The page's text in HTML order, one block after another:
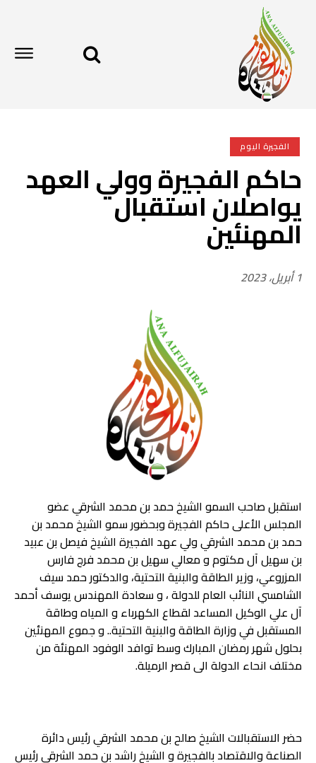
الفجيرة اليوم
حاكم الفجيرة وولي العهد
يواصلان استقبال
المهنئين
1 أبريل، 2023
استقبل صاحب السمو الشيخ حمد بن محمد الشرقي عضو
المجلس الأعلى حاكم الفجيرة وبحضور سمو الشيخ محمد بن
حمد بن محمد الشرقي ولي عهد الفجيرة الشيخ فيصل بن عبيد
بن سهيل آل مكتوم و معالي سهيل بن محمد فرج فارس
المزروعي، وزير الطاقة والبنية التحتية، والدكتور حمد سيف
الشامسي النائب العام للدولة ، و سعادة المهندس يوسف أحمد
آل علي الوكيل المساعد لقطاع الكهرباء و المياه وطاقة
المستقبل في وزارة الطاقة والبنية التحتية.. و جموع المهنئين
بحلول شهر رمضان المبارك وسط توافد الوفود المهنئة من
مختلف انحاء الدولة الى قصر الرميلة.
حضر الاستقبالات الشيخ صالح بن محمد الشرقي رئيس دائرة
الصناعة والاقتصاد بالفجيرة و الشيخ راشد بن حمد الشرقي رئيس